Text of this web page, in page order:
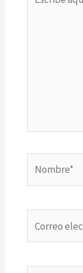
aquí...
electrónico*